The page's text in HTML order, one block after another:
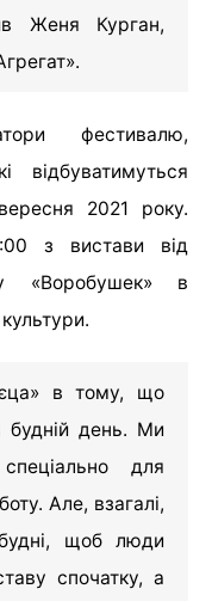
Женя Курган,
фестивалю,
відбуватимуться
2021 року.
з вистави від
«Воробушек» в
в тому, що
будній день. Ми
для
Але, взагалі,
щоб люди
спочатку, а